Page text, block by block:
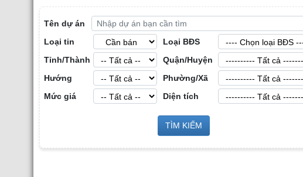
Tên dự án
Loại tin
Loại BĐS
Tỉnh/Thành
Quận/Huyện
Hướng
Phường/Xã
Mức giá
Diện tích
TÌM KIẾM
Sàn Môi Giới Bất Động Sản Công
Nghiệp tại Tỉnh Bắc Giang
Bắc Giang
Cho Thuê Nhà Xưởng tại Hưng Yên